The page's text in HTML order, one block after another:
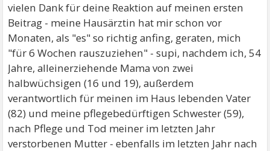
vielen Dank für deine Reaktion auf meinen ersten
Beitrag - meine Hausärztin hat mir schon vor
Monaten, als "es" so richtig anfing, geraten, mich
"für 6 Wochen rauszuziehen" - supi, nachdem ich, 54
Jahre, alleinerziehende Mama von zwei
halbwüchsigen (16 und 19), außerdem
verantwortlich für meinen im Haus lebenden Vater
(82) und meine pflegebedürftigen Schwester (59),
nach Pflege und Tod meiner im letzten Jahr
verstorbenen Mutter - ebenfalls im letzten Jahr nach